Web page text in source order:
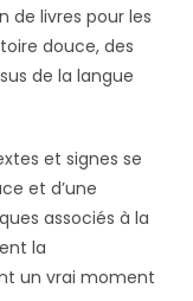
de livres pour les
douce, des
de la langue
et signes se
et d’une
associés à la
la
un vrai moment